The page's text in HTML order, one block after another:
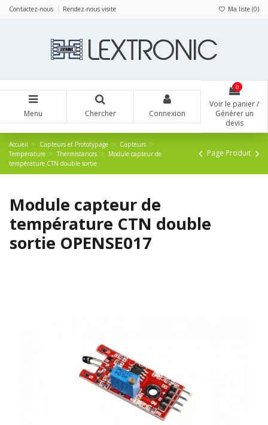
Contactez-nous Rendez-nous visite Ma liste (0)
Menu Chercher Connexion
0
Voir le panier /
Générer un
devis
Accueil Capteurs et Prototypage
Capteurs
Température
Thermistances
Module capteur de
température CTN double sortie
Page Produit
Module capteur de
température CTN double
sortie OPENSE017
Panneau de gestion des cookies